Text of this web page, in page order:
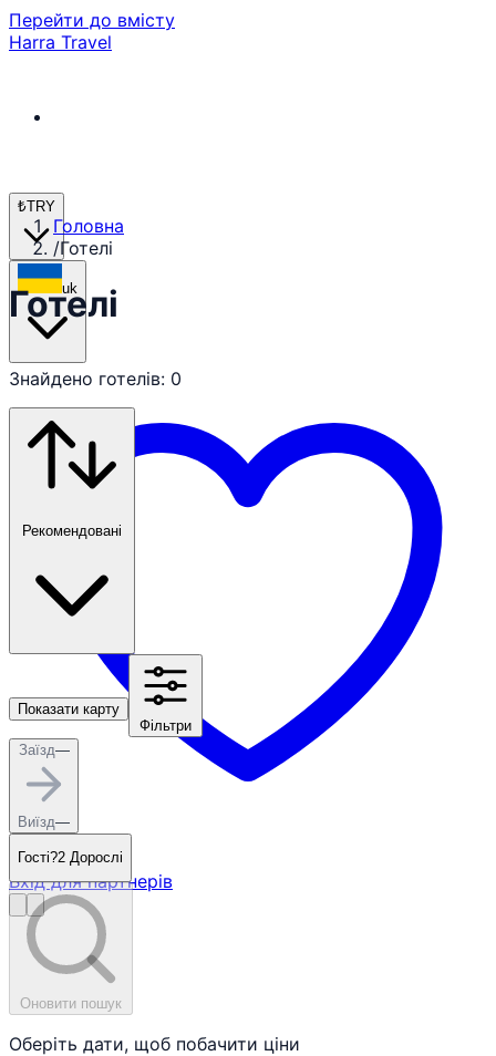
Перейти до вмісту
Harra Travel
₺TRY
uk
Вхід для партнерів
Головна
/Готелі
Готелі
Знайдено готелів: 0
Показати карту
Фільтри
Заїзд—
Виїзд—
Гості?2 Дорослі
Оновити пошук
Оберіть дати, щоб побачити ціни